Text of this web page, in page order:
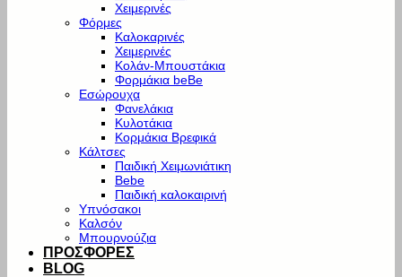
Χειμερινές
Φόρμες
Καλοκαρινές
Χειμερινές
Κολάν-Μπουστάκια
Φορμάκια beBe
Εσώρουχα
Φανελάκια
Κυλοτάκια
Κορμάκια Βρεφικά
Κάλτσες
Παιδική Χειμωνιάτικη
Bebe
Παιδική καλοκαιρινή
Υπνόσακοι
Καλσόν
Μπουρνούζια
ΠΡΟΣΦΟΡΕΣ
BLOG